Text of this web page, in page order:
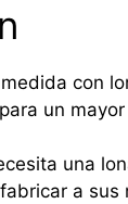
con
un
una
a